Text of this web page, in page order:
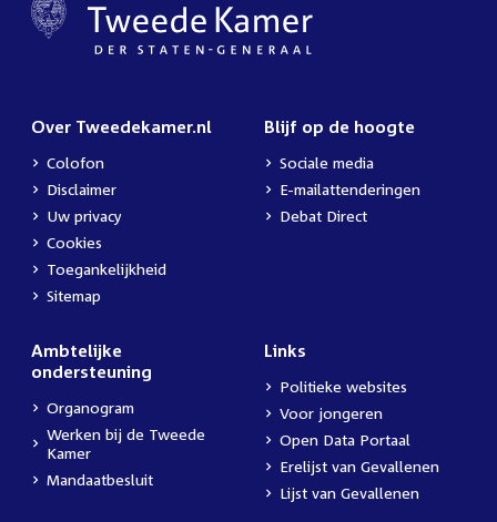
Over Tweedekamer.nl
Colofon
Disclaimer
Uw privacy
Cookies
Toegankelijkheid
Sitemap
Blijf op de hoogte
Sociale media
E-mailattenderingen
Debat Direct
Ambtelijke
ondersteuning
Organogram
Werken bij de Tweede
Kamer
Mandaatbesluit
Links
Politieke websites
Voor jongeren
Open Data Portaal
Erelijst van Gevallenen
Lijst van Gevallenen